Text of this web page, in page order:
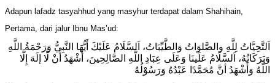
Adapun lafadz tasyahhud yang masyhur terdapat dalam Shahihain,
Pertama, dari jalur Ibnu Mas’ud:
اَلتَّحِيَّاتُ لِلَّهِ والصَّلوَاتُ وَالطَّيِّبَاتُ، اَلسَّلَامُ عَلَيْكَ أَيُّهَا النَّبِيُّ وَرَحْمَةُ اللَّهِ
وَبَرَكَاتُهُ، اَلسَّلَامُ عَلَينَا وَعَلَى عِبَادِ اللَّهِ الصَّالِحِينَ، أَشْهَدُ أَنْ لَّا إلَهَ إِلَّا
اللَّهُ وَأَشْهَدُ أنَّ مُحَمَّدًا عَبْدُهُ وَرَسُوْلُهُ